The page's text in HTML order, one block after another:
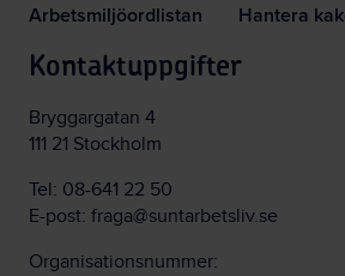
Arbetsmiljöordlistan
Hantera
Kontaktuppgifter
Bryggargatan 4
111 21 Stockholm
Tel: 08-641 22 50
E-post: fraga@suntarbetsliv.se
Organisationsnummer: